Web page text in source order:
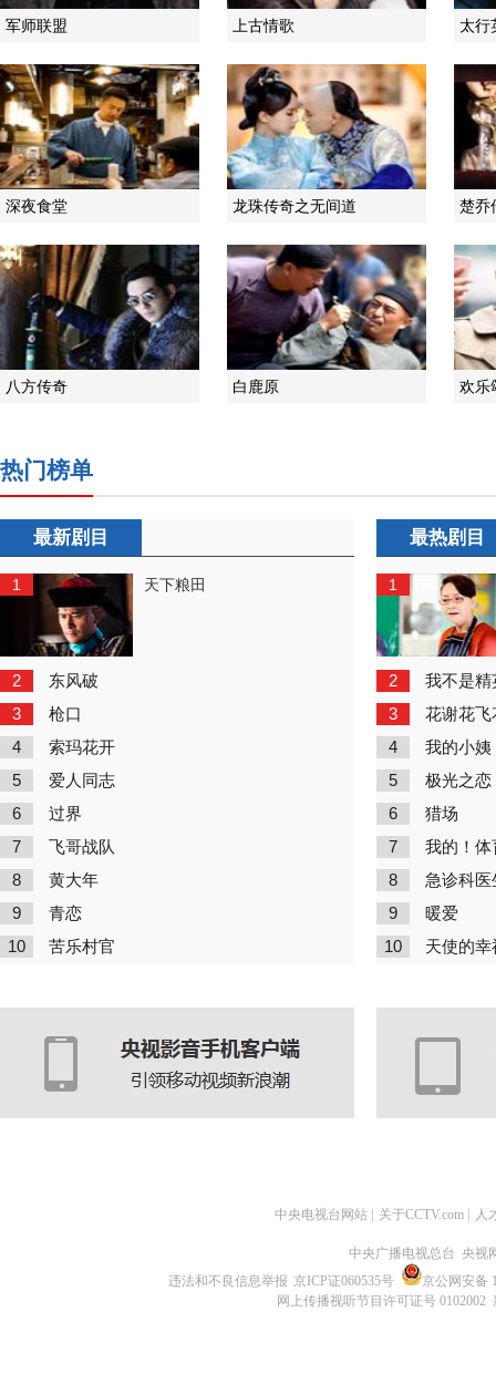
军师联盟 上古情歌 太行
深夜食堂 龙珠传奇之无间道 楚乔
八方传奇 白鹿原 欢乐
热门榜单
最新剧目
1 天下粮田
2 东风破
3 枪口
4 索玛花开
5 爱人同志
6 过界
7 飞哥战队
8 黄大年
9 青恋
10 苦乐村官
最热剧目
1
2 我不是精
3 花谢花飞
4 我的小姨
5 极光之恋
6 猎场
7 我的！体
8 急诊科医
9 暖爱
10 天使的幸
中央电视台网站 关于CCTV.com 人
中央广播电视总台 央视
违法和不良信息举报 京ICP证060535号
京公网安备
网上传播视听节目许可证号 0102002